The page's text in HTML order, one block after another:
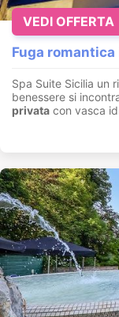
Fuga
Spa Suite Sicilia un
benessere si
privata con vasca
VEDI OFFERTA